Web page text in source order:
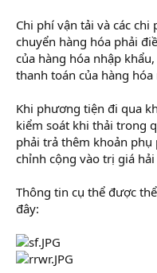
Chi phí vận tải và các
chuyển hàng hóa phải
của hàng hóa nhập
thanh toán của hàng hóa
Khi phương tiện đi qua
kiểm soát khi thải trong
phải trả thêm khoản phụ
chỉnh cộng vào trị giá hải
Thông tin cụ thể được
đây: